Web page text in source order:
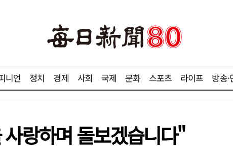
니언 정치 경제 사회 국제 문화 스포츠 라이프 방송·
랑하며 돌보겠습니다"